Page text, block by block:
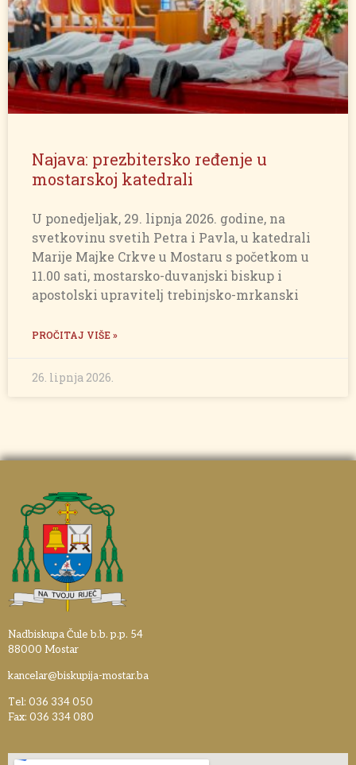
Najava: prezbitersko ređenje u
mostarskoj katedrali
U ponedjeljak, 29. lipnja 2026. godine, na
svetkovinu svetih Petra i Pavla, u katedrali
Marije Majke Crkve u Mostaru s početkom u
11.00 sati, mostarsko-duvanjski biskup i
apostolski upravitelj trebinjsko-mrkanski
PROČITAJ VIŠE »
26. lipnja 2026.
Nadbiskupa Čule b.b. p.p. 54
88000 Mostar
kancelar@biskupija-mostar.ba
Tel: 036 334 050
Fax: 036 334 080